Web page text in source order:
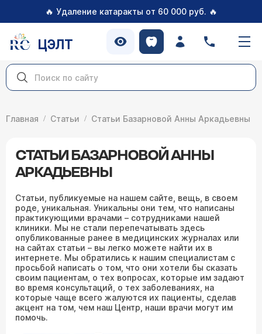
🔥 Удаление катаракты от 60 000 руб. 🔥
ЦЭЛТ
Главная Статьи Статьи Базарновой Анны Аркадьевны
СТАТЬИ БАЗАРНОВОЙ АННЫ
АРКАДЬЕВНЫ
Статьи, публикуемые на нашем сайте, вещь, в своем
роде, уникальная. Уникальны они тем, что написаны
практикующими врачами – сотрудниками нашей
клиники. Мы не стали перепечатывать здесь
опубликованные ранее в медицинских журналах или
на сайтах статьи – вы легко можете найти их в
интернете. Мы обратились к нашим специалистам с
просьбой написать о том, что они хотели бы сказать
своим пациентам, о тех вопросах, которые им задают
во время консультаций, о тех заболеваниях, на
которые чаще всего жалуются их пациенты, сделав
акцент на том, чем наш Центр, наши врачи могут им
помочь.